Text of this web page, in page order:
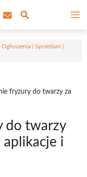
| Sprzedam |
fryzury do twarzy za
do twarzy
aplikacje i